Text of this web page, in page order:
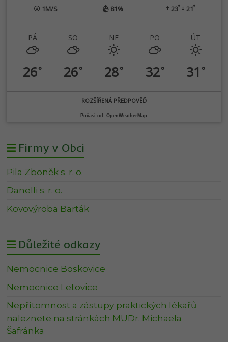
1M/S 81% 23° 21°
PÁ
26°
SO
26°
NE
28°
PO
32°
ÚT
31 °
ROZŠÍŘENÁ PŘEDPOVĚĎ
Počasí od: OpenWeatherMap
Firmy v Obci
Pila Zboněk s. r. o.
Danelli s. r. o.
Kovovýroba Barták
Důležité odkazy
Nemocnice Boskovice
Nemocnice Letovice
Nepřítomnost a zástupy praktických lékařů
naleznete na stránkách MUDr. Michaela
Šafránka